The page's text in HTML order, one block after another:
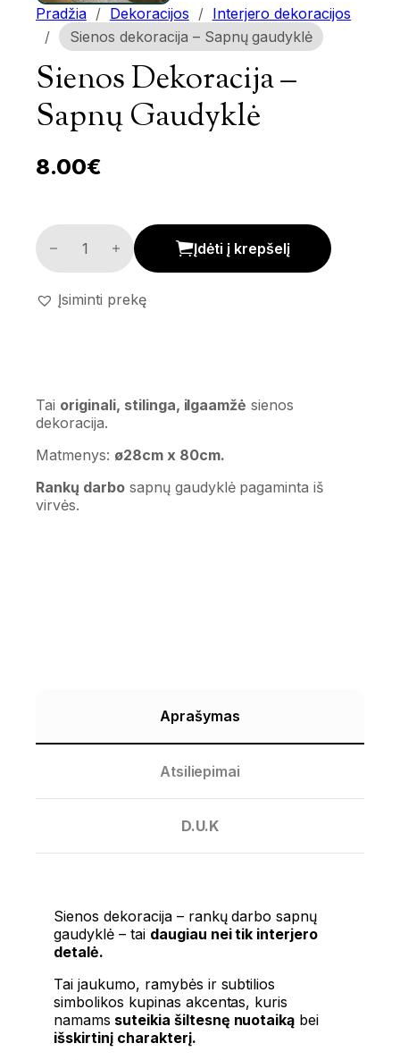
Pradžia / Dekoracijos / Interjero dekoracijos
/
Sienos dekoracija – Sapnų gaudyklė
Sienos Dekoracija –
Sapnų Gaudyklė
8.00€
Sienos dekoracija - Sapnų gaudyklė kiekis
Įdėti į krepšelį
Įsiminti prekę
Tai originali, stilinga, ilgaamžė sienos
dekoracija.
Matmenys: ø28cm x 80cm.
Rankų darbosapnų gaudyklė pagaminta iš
virvės.
Aprašymas
Atsiliepimai
D.U.K
Sienos dekoracija – rankų darbo sapnų
gaudyklė – tai daugiau nei tik interjero
detalė.
Tai jaukumo, ramybės ir subtilios
simbolikos kupinas akcentas, kuris
namams suteikia šiltesnę nuotaiką bei
išskirtinį charakterį.